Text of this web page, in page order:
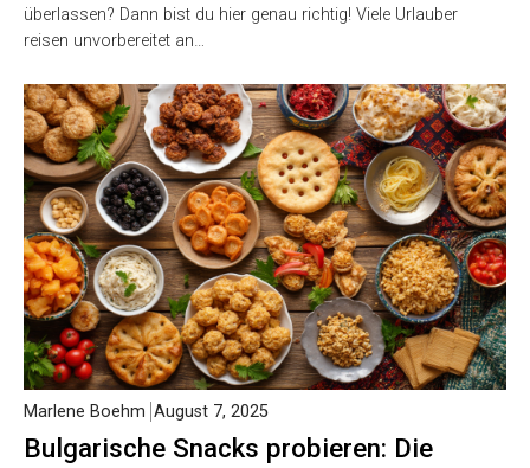
überlassen? Dann bist du hier genau richtig! Viele Urlauber
reisen unvorbereitet an…
Bulgarische Snacks probieren: Die
Marlene Boehm August 7, 2025